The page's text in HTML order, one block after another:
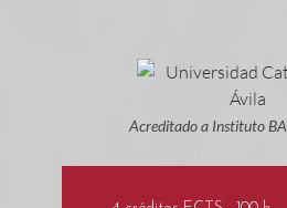
Acreditado a Instituto